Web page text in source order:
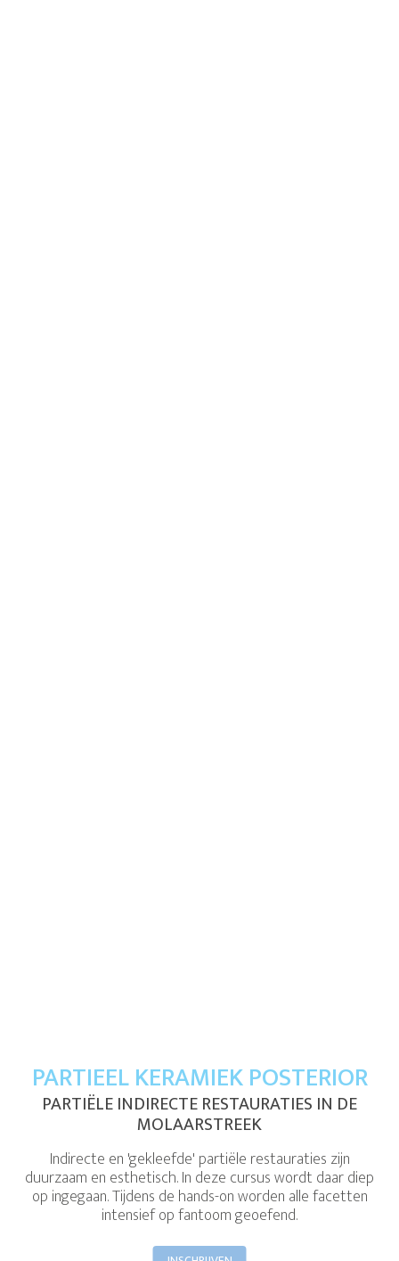
PARTIEEL KERAMIEK POSTERIOR
PARTIËLE INDIRECTE RESTAURATIES IN DE
MOLAARSTREEK
Indirecte en 'gekleefde' partiële restauraties zijn
duurzaam en esthetisch. In deze cursus wordt daar diep
op ingegaan. Tijdens de hands-on worden alle facetten
intensief op fantoom geoefend.